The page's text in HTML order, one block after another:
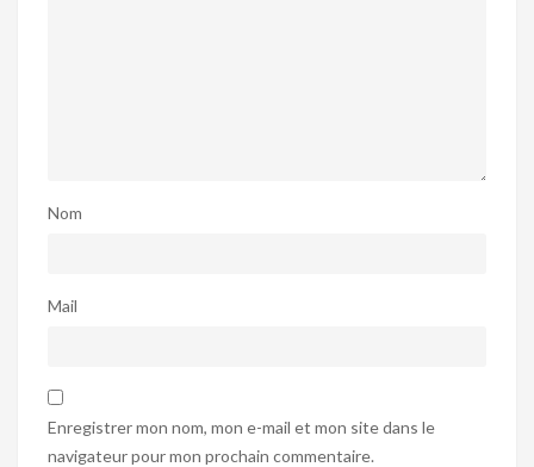
Nom
Mail
Enregistrer mon nom, mon e-mail et mon site dans le
navigateur pour mon prochain commentaire.